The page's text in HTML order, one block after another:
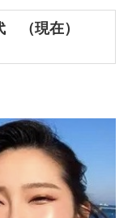
（現在）